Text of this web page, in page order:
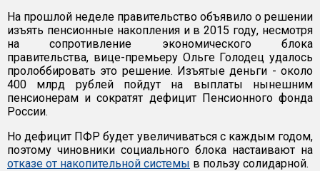
На прошлой неделе правительство объявило о решении
изъять пенсионные накопления и в 2015 году, несмотря
на сопротивление экономического блока
правительства, вице-премьеру Ольге Голодец удалось
пролоббировать это решение. Изъятые деньги - около
400 млрд рублей пойдут на выплаты нынешним
пенсионерам и сократят дефицит Пенсионного фонда
России.
Но дефицит ПФР будет увеличиваться с каждым годом,
поэтому чиновники социального блока настаивают на
отказе от накопительной системы в пользу солидарной.